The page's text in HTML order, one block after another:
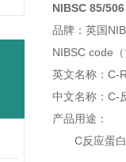
NIBSC 85/
品牌：英国
NIBSC code
英文名称：C-
中文名称：C-
产品用途：
C反应蛋